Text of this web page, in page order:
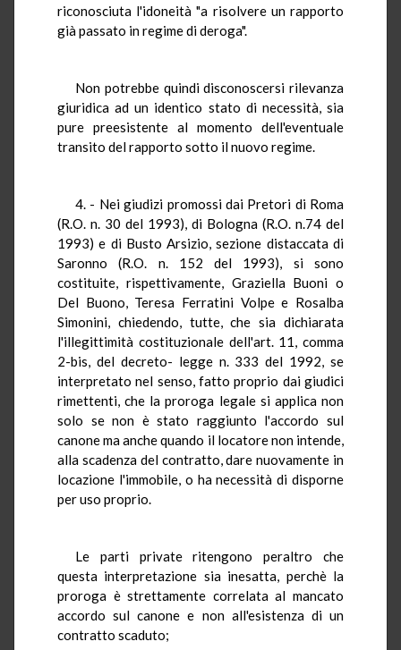
riconosciuta l'idoneità "a risolvere un rapporto
già passato in regime di deroga".
Non potrebbe quindi disconoscersi rilevanza
giuridica ad un identico stato di necessità, sia
pure preesistente al momento dell'eventuale
transito del rapporto sotto il nuovo regime.
4. - Nei giudizi promossi dai Pretori di Roma
(R.O. n. 30 del 1993), di Bologna (R.O. n.74 del
1993) e di Busto Arsizio, sezione distaccata di
Saronno (R.O. n. 152 del 1993), si sono
costituite, rispettivamente, Graziella Buoni o
Del Buono, Teresa Ferratini Volpe e Rosalba
Simonini, chiedendo, tutte, che sia dichiarata
l'illegittimità costituzionale dell'art. 11, comma
2-bis, del decreto- legge n. 333 del 1992, se
interpretato nel senso, fatto proprio dai giudici
rimettenti, che la proroga legale si applica non
solo se non è stato raggiunto l'accordo sul
canone ma anche quando il locatore non intende,
alla scadenza del contratto, dare nuovamente in
locazione l'immobile, o ha necessità di disporne
per uso proprio.
Le parti private ritengono peraltro che
questa interpretazione sia inesatta, perchè la
proroga è strettamente correlata al mancato
accordo sul canone e non all'esistenza di un
contratto scaduto;